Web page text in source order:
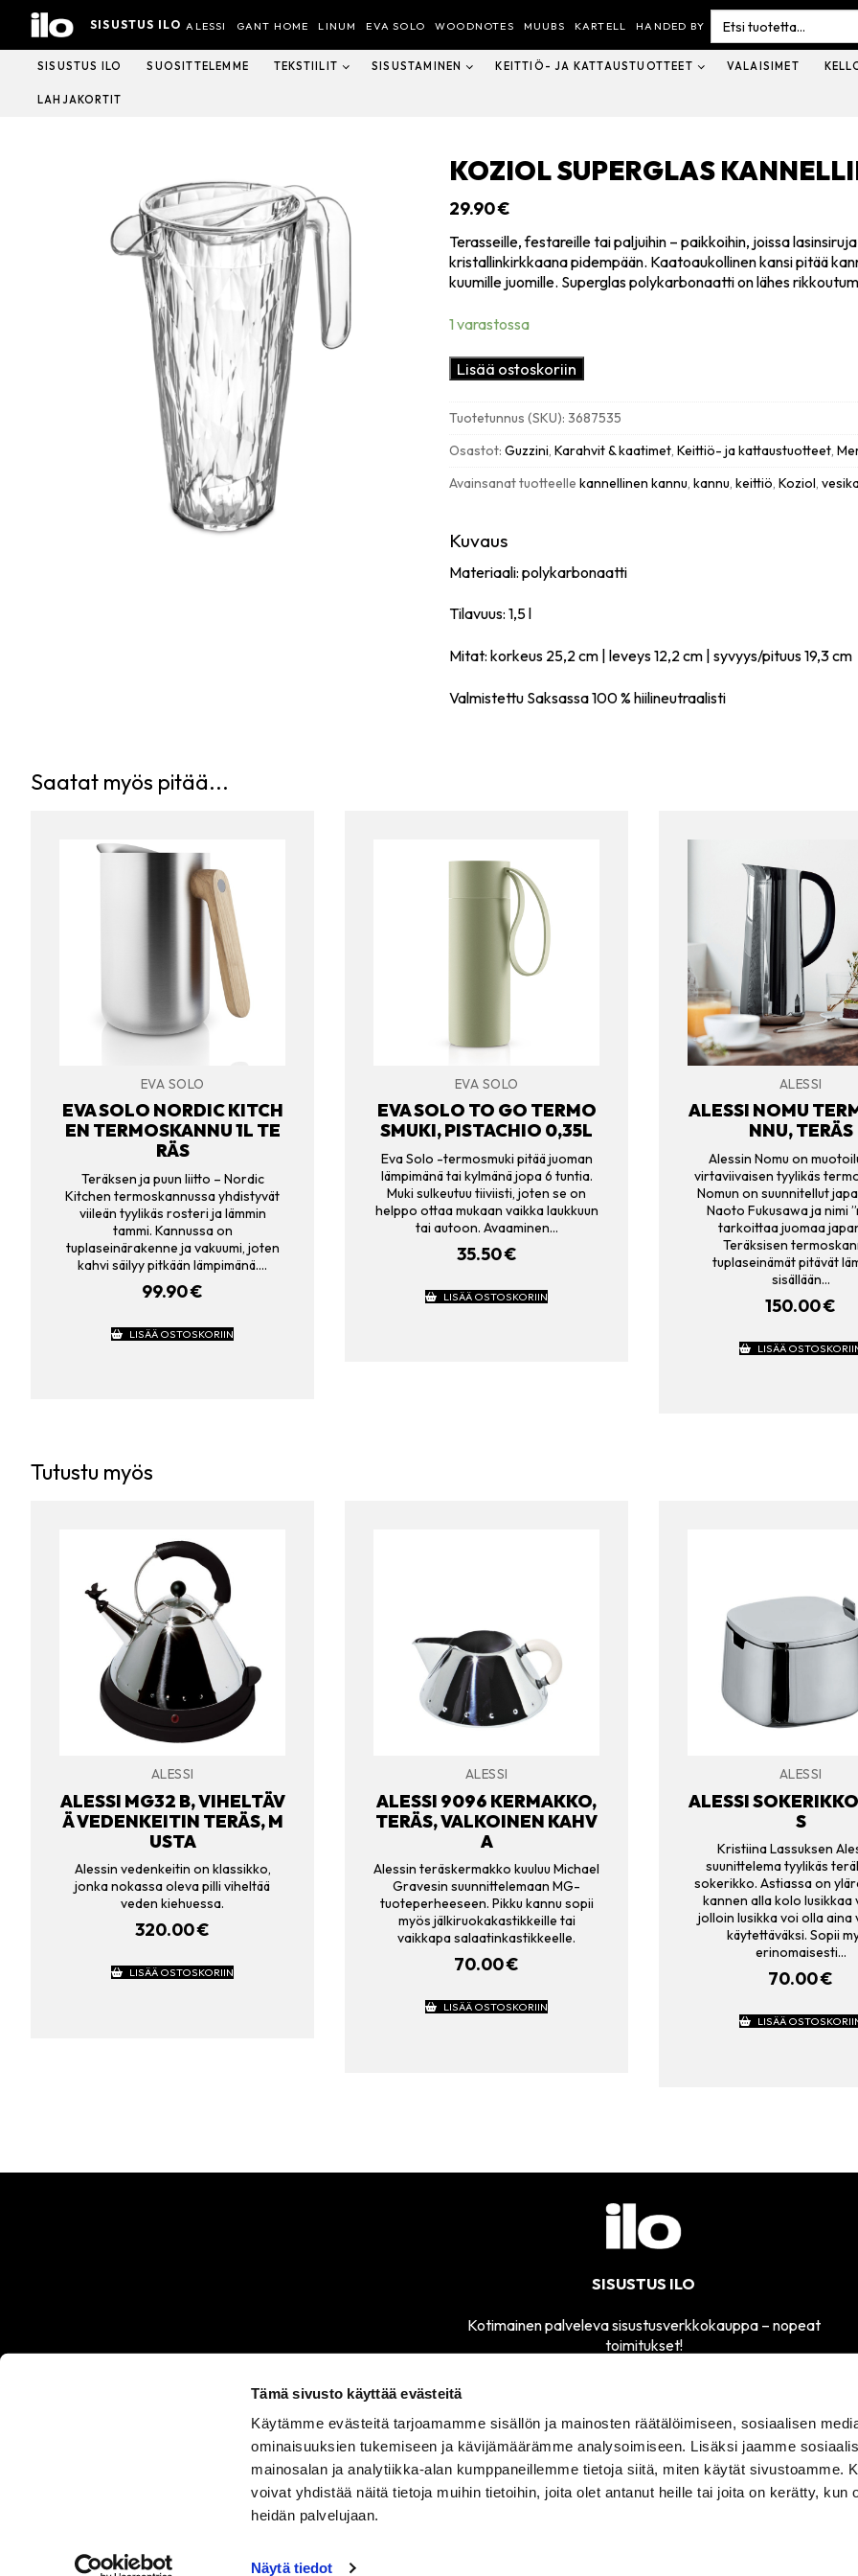
Tämä sivusto käyttää evästeitä
Käytämme evästeitä tarjoamamme sisällön ja mainosten räätälöimiseen, sosiaalisen
ominaisuuksien tukemiseen ja kävijämäärämme analysoimiseen. Lisäksi jaamme
mainosalan ja analytiikka-alan kumppaneillemme tietoja siitä, miten käytät sivustoamme.
voivat yhdistää näitä tietoja muihin tietoihin, joita olet antanut heille tai joita on kerätty, kun
heidän palvelujaan.
Näytä tiedot
Hyppää
sisältöön
SISUSTUS ILO ALESSI GANT HOME LINUM EVA SOLO WOODNOTES MUUBS KARTELL HANDED BY
Search
for:
SISUSTUS ILO SUOSITTELEMME TEKSTIILIT SISUSTAMINEN KEITTIÖ- JA KATTAUSTUOTTEET VALAISIMET
LAHJAKORTIT
KOZIOL SUPERGLAS
29.90€
Terasseille, festareille tai paljuihin – paikkoihin, joissa
kristallinkirkkaana pidempään. Kaatoaukollinen kansi pitää
kuumille juomille. Superglas polykarbonaatti on lähes
1 varastossa
Koziol
Superglas
vesikannu
1,5L
Lisää ostoskoriin
Tuotetunnus (SKU):3687535
Osastot:Guzzini,Karahvit & kaatimet,Keittiö- ja kattaustuotteet,
Avainsanat tuotteellekannellinen kannu,kannu,keittiö,Koziol,
Kuvaus
Materiaali: polykarbonaatti
Tilavuus: 1,5 l
Mitat: korkeus 25,2 cm | leveys 12,2 cm | syvyys/pituus 19,3 cm
Valmistettu Saksassa 100 % hiilineutraalisti
Saatat myös pitää...
EVA SOLO
EVA SOLO NORDIC KITCH
EN TERMOSKANNU 1L TE
RÄS
Teräksen ja puun liitto – Nordic
Kitchen termoskannussa yhdistyvät
viileän tyylikäs rosteri ja lämmin
tammi. Kannussa on
tuplaseinärakenne ja vakuumi, joten
kahvi säilyy pitkään lämpimänä.…
99.90€
LISÄÄ OSTOSKORIIN
EVA SOLO
EVA SOLO TO GO TERMO
SMUKI, PISTACHIO 0,35L
Eva Solo -termosmuki pitää juoman
lämpimänä tai kylmänä jopa 6 tuntia.
Muki sulkeutuu tiiviisti, joten se on
helppo ottaa mukaan vaikka laukkuun
tai autoon. Avaaminen…
35.50€
LISÄÄ OSTOSKORIIN
ALESSI
ALESSI NOMU
NNU, TERÄS
Alessin Nomu on
virtaviivaisen tyylikäs
Nomun on suunnitellut
Naoto Fukusawa ja nimi
tarkoittaa juomaa
Teräksisen
tuplaseinämät pitävät
sisällään…
150.00€
LISÄÄ
Tutustu myös
ALESSI
ALESSI MG32 B, VIHELTÄV
Ä VEDENKEITIN TERÄS, M
USTA
Alessin vedenkeitin on klassikko,
jonka nokassa oleva pilli viheltää
veden kiehuessa.
320.00€
LISÄÄ OSTOSKORIIN
ALESSI
ALESSI 9096 KERMAKKO,
TERÄS, VALKOINEN KAHV
A
Alessin teräskermakko kuuluu Michael
Gravesin suunnittelemaan MG-
tuoteperheeseen. Pikku kannu sopii
myös jälkiruokakastikkeille tai
vaikkapa salaatinkastikkeelle.
70.00€
LISÄÄ OSTOSKORIIN
ALESSI
ALESSI
S
Kristiina Lassuksen
suunittelema tyylikäs
sokerikko. Astiassa on
kannen alla kolo lusikkaa
jolloin lusikka voi olla aina
käytettäväksi. Sopii
erinomaisesti…
70.00€
LISÄÄ
SISUSTUS ILO
Kotimainen palveleva sisustusverkkokauppa – nopeat
toimitukset!
ASIAKASPALVELU
0330
MYYMÄLÄMME
TI-PE 11-17
SÄHKÖPOSTI
sisustusilo@sisustusilo.fi
SISUSTUS ILO TUOTEVALIKOIMA OMA TILI